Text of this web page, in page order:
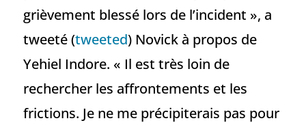
grièvement blessé lors de l’incident », a
tweeté (tweeted) Novick à propos de
Yehiel Indore. « Il est très loin de
rechercher les affrontements et les
frictions. Je ne me précipiterais pas pour